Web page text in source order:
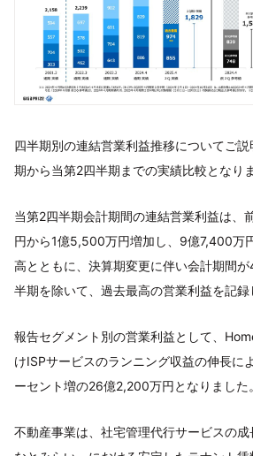
四半期別の連結営業利益推移についてご
期から当第2四半期までの実績比較となりま
当第2四半期会計期間の連結営業利益は、
円から1億5,500万円増加し、9億7,400万
高とともに、決算期変更に伴い会計期間
半期を除いて、過去最高の営業利益を記録
報告セグメント別の営業利益として、
けISPサービスのランニング収益の伸長に
ーセント増の26億2,200万円となりました。
不動産事業は、社宅管理代行サービスの